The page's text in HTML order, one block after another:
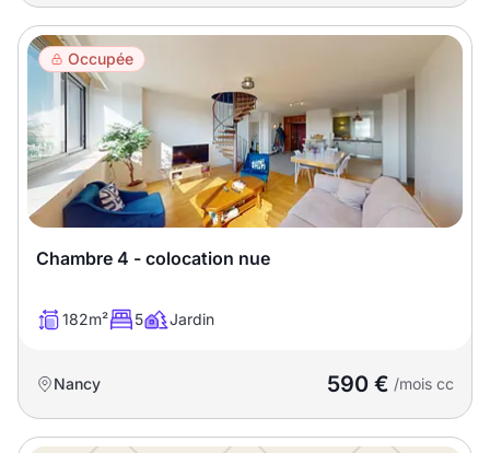
Occupée
Chambre 4 - colocation nue
182m² 5 Jardin
Nancy 590 € /mois cc